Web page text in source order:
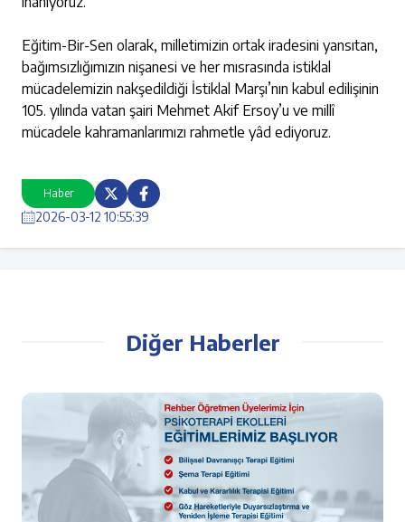
Haber
2026-03-12 10:55:39
Eğitim-Bir-Sen olarak, milletimizin ortak iradesini yansıtan,
bağımsızlığımızın nişanesi ve her mısrasında istiklal
mücadelemizin nakşedildiği İstiklal Marşı’nın kabul edilişinin
105. yılında vatan şairi Mehmet Akif Ersoy’u ve millî
mücadele kahramanlarımızı rahmetle yâd ediyoruz.
Diğer Haberler